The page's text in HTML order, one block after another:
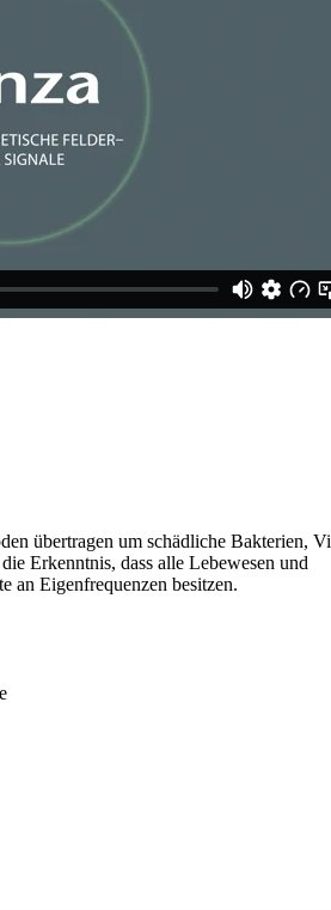
übertragen um schädliche Bakterien,
Erkenntnis, dass alle Lebewesen und
an Eigenfrequenzen besitzen.